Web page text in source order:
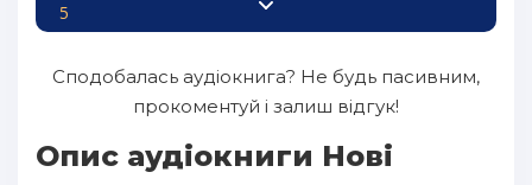
5
Сподобалась аудіокнига? Не будь пасивним,
прокоментуй і залиш відгук!
Опис аудіокниги Нові